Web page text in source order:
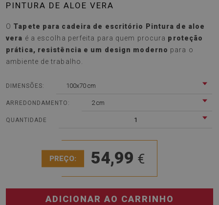
PINTURA DE ALOE VERA
O Tapete para cadeira de escritório Pintura de aloe
vera é a escolha perfeita para quem procura proteção
prática, resistência e um design moderno para o
ambiente de trabalho.
DIMENSÕES: 100x70 cm
ARREDONDAMENTO: 2 cm
QUANTIDADE 1
PREÇO: 54,99 €
ADICIONAR AO CARRINHO